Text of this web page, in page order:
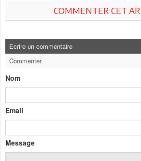
COMMENTER CET
Ecrire un commentaire
Commenter
Nom
Email
Message